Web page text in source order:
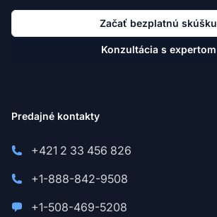
Začať bezplatnú skúšku
Konzultácia s expertom
Predajné kontakty
+421 2 33 456 826
+1-888-842-9508
+1-508-469-5208